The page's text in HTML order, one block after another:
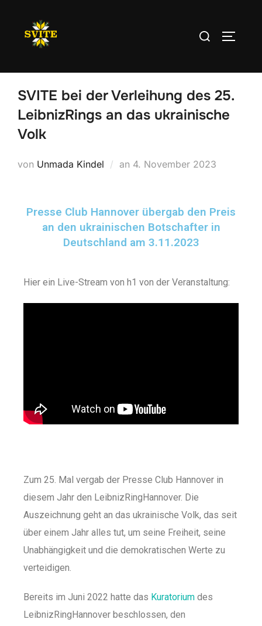
SVITE bei der Verleihung des 25.
LeibnizRings an das ukrainische
Volk
von Unmada Kindel an 4. November 2023
Presse Club Hannover übergab den Preis
an den ukrainischen Botschafter in
Deutschland am 3.11.2023
Hier ein Live-Stream von h1 von der Veranstaltung:
Zum 25. Mal vergab der Presse Club Hannover in
diesem Jahr den LeibnizRingHannover. Die
Auszeichnung geht an das ukrainische Volk, das seit
über einem Jahr alles tut, um seine Freiheit, seine
Unabhängigkeit und die demokratischen Werte zu
verteidigen.
Bereits im Juni 2022 hatte das Kuratorium des
LeibnizRingHannover beschlossen, den